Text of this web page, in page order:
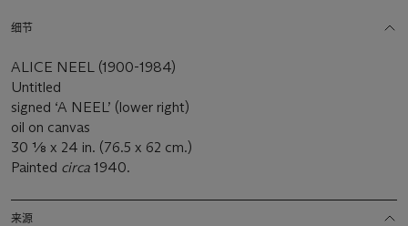
细节
ALICE NEEL (1900-1984)
Untitled
signed ‘A NEEL’ (lower right)
oil on canvas
30 1⁄8 x 24 in. (76.5 x 62 cm.)
Painted circa 1940.
来源